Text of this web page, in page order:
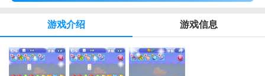
游戏介绍 游戏信息